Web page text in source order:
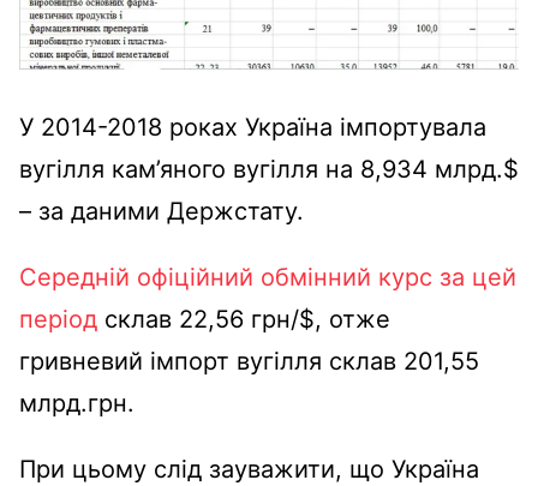
У 2014-2018 роках Україна імпортувала
вугілля кам’яного вугілля на 8,934 млрд.$
– за даними Держстату.
Середній офіційний обмінний курс за цей
період склав 22,56 грн/$, отже
гривневий імпорт вугілля склав 201,55
млрд.грн.
При цьому слід зауважити, що Україна